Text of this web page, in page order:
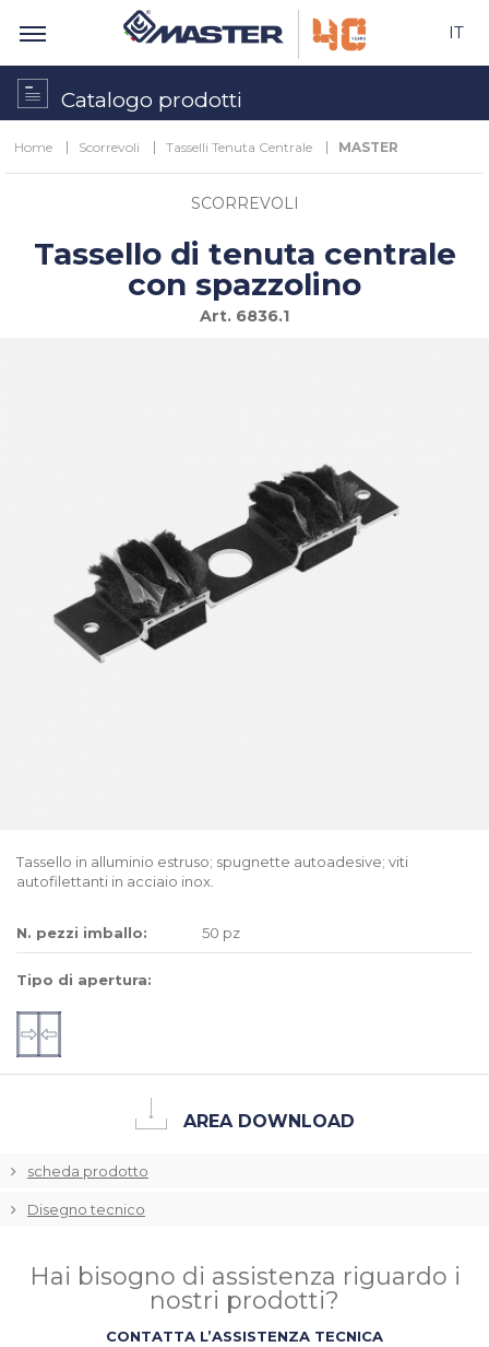
IT
Catalogo prodotti
Home Scorrevoli Tasselli Tenuta Centrale MASTER
SCORREVOLI
Tassello di tenuta centrale
con spazzolino
Art. 6836.1
Tassello in alluminio estruso; spugnette autoadesive; viti
autofilettanti in acciaio inox.
N. pezzi imballo: 50 pz
Tipo di apertura:
AREA DOWNLOAD
scheda prodotto
Disegno tecnico
Hai bisogno di assistenza riguardo i
nostri prodotti?
CONTATTA L’ASSISTENZA TECNICA